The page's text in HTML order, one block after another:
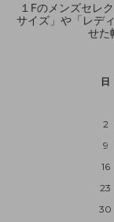
１Fのメンズセレ
サイズ」や「レデ
せた
日
2
9
16
23
30